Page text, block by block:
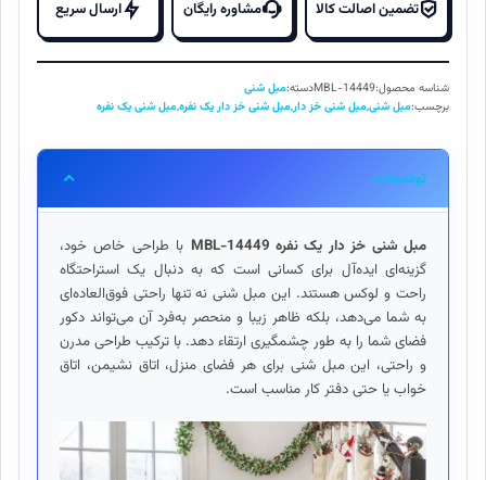
بود.
است.
دار
یک
نفره
MBL-
14449
تضمین اصالت کالا مشاوره رایگان ارسال سریع
شناسه محصول:MBL-14449دسته:مبل شنی
برچسب:مبل شنی,مبل شنی خز دار,مبل شنی خز دار یک نفره,مبل شنی یک نفره
توضیحات
مبل شنی خز دار یک نفره MBL-14449
با طراحی خاص خود،
گزینه‌ای ایده‌آل برای کسانی است که به دنبال یک استراحتگاه
راحت و لوکس هستند. این مبل شنی نه تنها راحتی فوق‌العاده‌ای
به شما می‌دهد، بلکه ظاهر زیبا و منحصر به‌فرد آن می‌تواند دکور
فضای شما را به طور چشمگیری ارتقاء دهد. با ترکیب طراحی مدرن
و راحتی، این مبل شنی برای هر فضای منزل، اتاق نشیمن، اتاق
خواب یا حتی دفتر کار مناسب است.